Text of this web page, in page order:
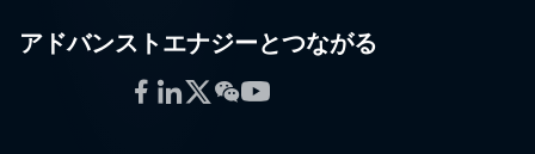
アドバンストエナジーとつながる
Facebook
LinkedIn
Twitter
WeChat
YouTube